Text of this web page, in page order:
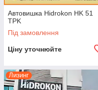
Автовишка Hidrokon HK 51
TPK
Під замовлення
Ціну уточнюйте
Лизинг